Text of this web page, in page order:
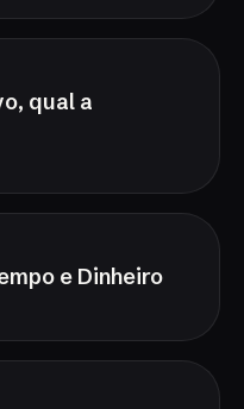
qual a
e Dinheiro